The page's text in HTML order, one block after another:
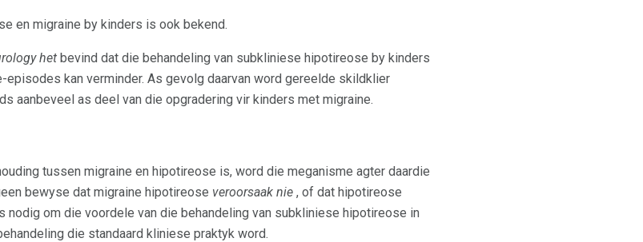
en migraine by kinders is ook bekend.
het bevind dat die behandeling van subkliniese hipotireose by kinders
kan verminder. As gevolg daarvan word gereelde skildklier
aanbeveel as deel van die opgradering vir kinders met migraine.
tussen migraine en hipotireose is, word die meganisme agter daardie
bewyse dat migraine hipotireose veroorsaak nie , of dat hipotireose
nodig om die voordele van die behandeling van subkliniese hipotireose in
die standaard kliniese praktyk word.